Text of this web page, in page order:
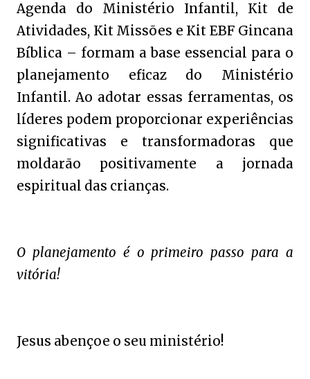
Agenda do Ministério Infantil, Kit de
Atividades, Kit Missões e Kit EBF Gincana
Bíblica – formam a base essencial para o
planejamento eficaz do Ministério
Infantil. Ao adotar essas ferramentas, os
líderes podem proporcionar experiências
significativas e transformadoras que
moldarão positivamente a jornada
espiritual das crianças.
O planejamento é o primeiro passo para a
vitória!
Jesus abençoe o seu ministério!